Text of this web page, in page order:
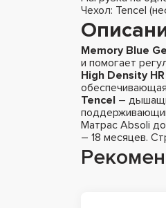
Чехол: Tencel
Memory Blue
и помогает
High Density
Tencel –
Матрас Absoli
– 18 месяцев.